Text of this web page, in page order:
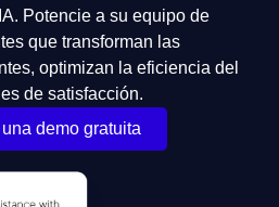
Potencie a su equipo de
que transforman las
optimizan la eficiencia del
de satisfacción.
demo gratuita